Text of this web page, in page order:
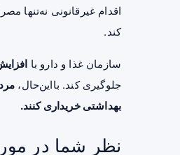
اقدام غیرقانونی نه‌تنها
کند.
سازمان غذا و دارو با
جلوگیری کند. بااین‌حال،
بهداشتی خریداری کنند.
نظر شما در